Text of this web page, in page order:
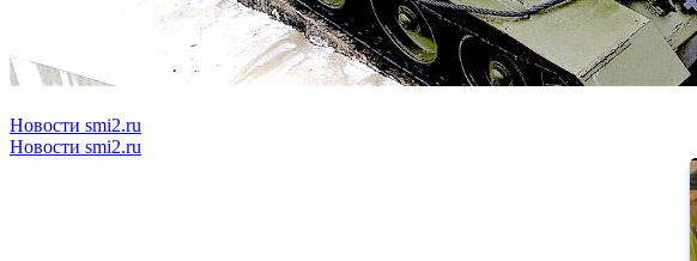
Новости smi2.ru
Новости smi2.ru